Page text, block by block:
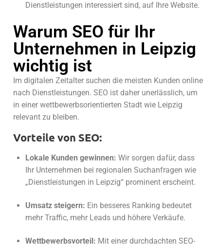
Dienstleistungen interessiert sind, auf Ihre Website.
Warum SEO für Ihr
Unternehmen in Leipzig
wichtig ist
Im digitalen Zeitalter suchen die meisten Kunden online
nach Dienstleistungen. SEO ist daher unerlässlich, um
in einer wettbewerbsorientierten Stadt wie Leipzig
relevant zu bleiben.
Vorteile von SEO:
Lokale Kunden gewinnen: Wir sorgen dafür, dass
Ihr Unternehmen bei regionalen Suchanfragen wie
„Dienstleistungen in Leipzig“ prominent erscheint.
Umsatz steigern: Ein besseres Ranking bedeutet
mehr Traffic, mehr Leads und höhere Verkäufe.
Wettbewerbsvorteil: Mit einer durchdachten SEO-